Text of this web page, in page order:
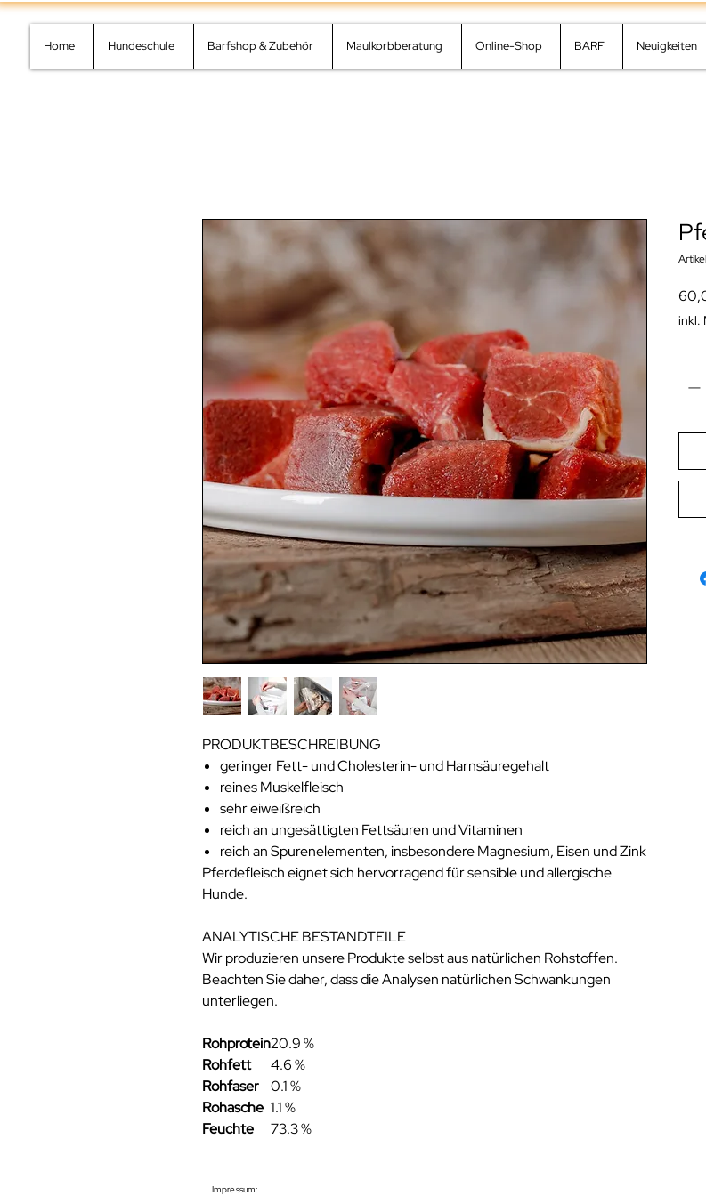
Home Hundeschule Barfshop & Zubehör Maulkorbberatung Online-Shop BARF Neuigkeiten
PRODUKTBESCHREIBUNG
geringer Fett- und Cholesterin- und Harnsäuregehalt
reines Muskelfleisch
sehr eiweißreich
reich an ungesättigten Fettsäuren und Vitaminen
reich an Spurenelementen, insbesondere Magnesium, Eisen und Zink
Pferdefleisch eignet sich hervorragend für sensible und allergische
Hunde.
ANALYTISCHE BESTANDTEILE
Wir produzieren unsere Produkte selbst aus natürlichen Rohstoffen.
Beachten Sie daher, dass die Analysen natürlichen Schwankungen
unterliegen.
Rohprotein20.9 %
Rohfett
4.6 %
Rohfaser
0.1 %
Rohasche 1.1 %
Feuchte
73.3 %
inkl.
Impressum: